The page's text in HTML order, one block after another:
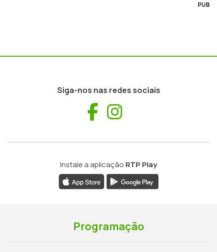
PUB
Siga-nos nas redes sociais
Facebook
Instale a aplicação RTP Play
Programação